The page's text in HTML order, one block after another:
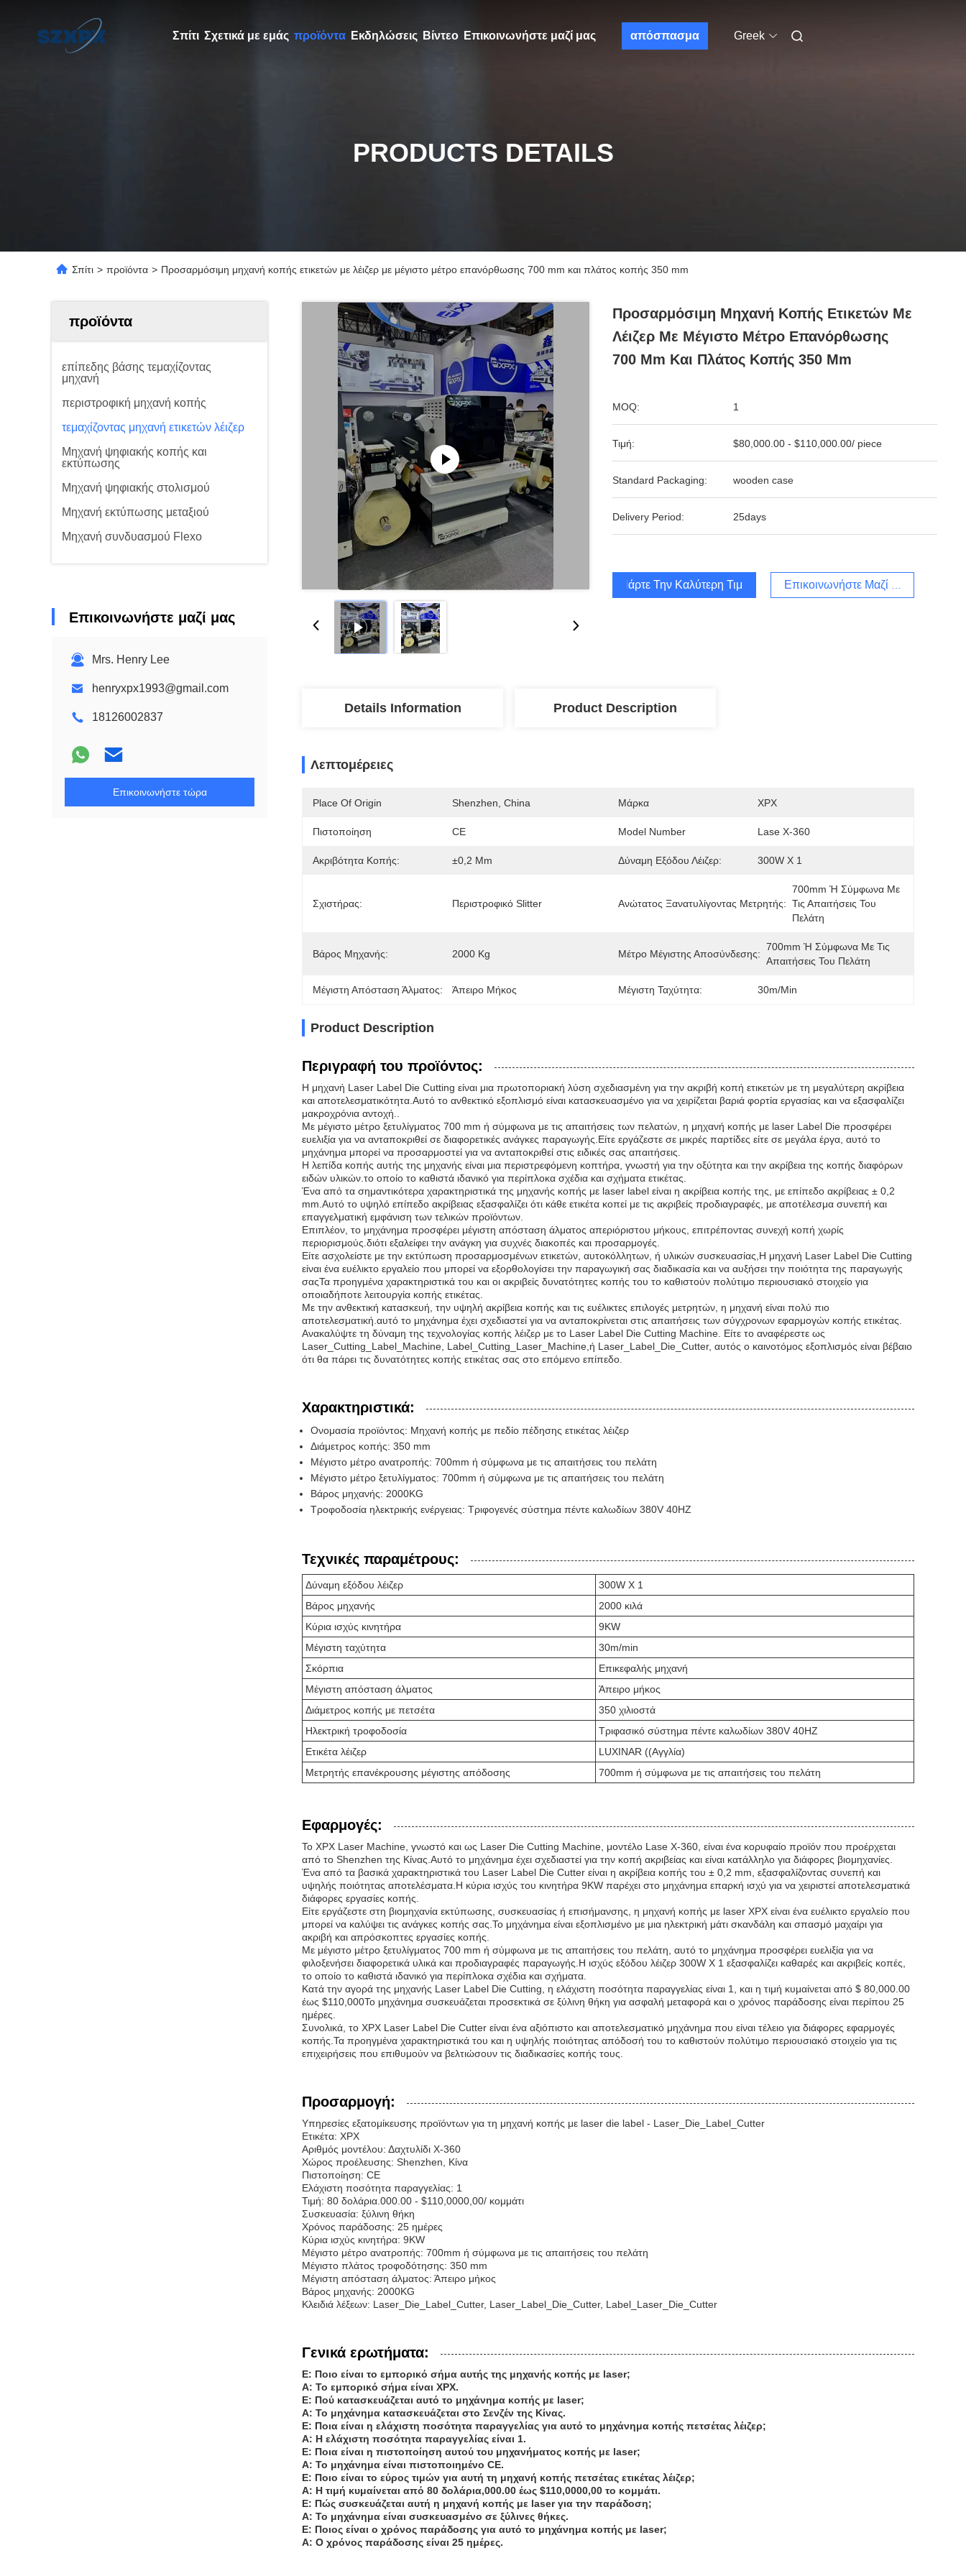
Σπίτι Σχετικά με εμάς προϊόντα Εκδηλώσεις Βίντεο Επικοινωνήστε μαζί μας απόσπασμα Greek
PRODUCTS DETAILS
Σπίτι > προϊόντα > Προσαρμόσιμη μηχανή κοπής ετικετών με λέιζερ με μέγιστο μέτρο επανόρθωσης 700 mm και πλάτος κοπής 350 mm
προϊόντα
επίπεδης βάσης τεμαχίζοντας
μηχανή
περιστροφική μηχανή κοπής
τεμαχίζοντας μηχανή ετικετών λέιζερ
Μηχανή ψηφιακής κοπής και
εκτύπωσης
Μηχανή ψηφιακής στολισμού
Μηχανή εκτύπωσης μεταξιού
Μηχανή συνδυασμού Flexo
Επικοινωνήστε μαζί μας
Mrs. Henry Lee
henryxpx1993@gmail.com
18126002837
Επικοινωνήστε τώρα
Προσαρμόσιμη Μηχανή Κοπής Ετικετών Με
Λέιζερ Με Μέγιστο Μέτρο Επανόρθωσης
700 Mm Και Πλάτος Κοπής 350 Mm
MOQ: 1
Τιμή: $80,000.00 - $110,000.00/ piece
Standard Packaging: wooden case
Delivery Period: 25days
Πάρτε Την Καλύτερη Τιμή Επικοινωνήστε Μαζί Μας
Details Information Product Description
Λεπτομέρειες
Place Of Origin Shenzhen, China Μάρκα XPX
Πιστοποίηση CE Model Number Lase X-360
Ακριβότητα Κοπής: ±0,2 Mm Δύναμη Εξόδου Λέιζερ: 300W X 1
Σχιστήρας: Περιστροφικό Slitter Ανώτατος Ξανατυλίγοντας Μετρητής:
700mm Ή Σύμφωνα Με
Τις Απαιτήσεις Του
Πελάτη
Βάρος Μηχανής: 2000 Kg Μέτρο Μέγιστης Αποσύνδεσης:
700mm Ή Σύμφωνα Με Τις
Απαιτήσεις Του Πελάτη
Μέγιστη Απόσταση Άλματος: Άπειρο Μήκος Μέγιστη Ταχύτητα: 30m/min
Product Description
Περιγραφή του προϊόντος:
Η μηχανή Laser Label Die Cutting είναι μια πρωτοποριακή λύση σχεδιασμένη για την ακριβή κοπή ετικετών με τη μεγαλύτερη ακρίβεια
και αποτελεσματικότητα.Αυτό το ανθεκτικό εξοπλισμό είναι κατασκευασμένο για να χειρίζεται βαριά φορτία εργασίας και να εξασφαλίζει
μακροχρόνια αντοχή..
Με μέγιστο μέτρο ξετυλίγματος 700 mm ή σύμφωνα με τις απαιτήσεις των πελατών, η μηχανή κοπής με laser Label Die προσφέρει
ευελιξία για να ανταποκριθεί σε διαφορετικές ανάγκες παραγωγής.Είτε εργάζεστε σε μικρές παρτίδες είτε σε μεγάλα έργα, αυτό το
μηχάνημα μπορεί να προσαρμοστεί για να ανταποκριθεί στις ειδικές σας απαιτήσεις.
Η λεπίδα κοπής αυτής της μηχανής είναι μια περιστρεφόμενη κοπτήρα, γνωστή για την οξύτητα και την ακρίβεια της κοπής διαφόρων
ειδών υλικών.το οποίο το καθιστά ιδανικό για περίπλοκα σχέδια και σχήματα ετικέτας.
Ένα από τα σημαντικότερα χαρακτηριστικά της μηχανής κοπής με laser label είναι η ακρίβεια κοπής της, με επίπεδο ακρίβειας ± 0,2
mm.Αυτό το υψηλό επίπεδο ακρίβειας εξασφαλίζει ότι κάθε ετικέτα κοπεί με τις ακριβείς προδιαγραφές, με αποτέλεσμα συνεπή και
επαγγελματική εμφάνιση των τελικών προϊόντων.
Επιπλέον, το μηχάνημα προσφέρει μέγιστη απόσταση άλματος απεριόριστου μήκους, επιτρέποντας συνεχή κοπή χωρίς
περιορισμούς.διότι εξαλείφει την ανάγκη για συχνές διακοπές και προσαρμογές.
Είτε ασχολείστε με την εκτύπωση προσαρμοσμένων ετικετών, αυτοκόλλητων, ή υλικών συσκευασίας,Η μηχανή Laser Label Die Cutting
είναι ένα ευέλικτο εργαλείο που μπορεί να εξορθολογίσει την παραγωγική σας διαδικασία και να αυξήσει την ποιότητα της παραγωγής
σαςΤα προηγμένα χαρακτηριστικά του και οι ακριβείς δυνατότητες κοπής του το καθιστούν πολύτιμο περιουσιακό στοιχείο για
οποιαδήποτε λειτουργία κοπής ετικέτας.
Με την ανθεκτική κατασκευή, την υψηλή ακρίβεια κοπής και τις ευέλικτες επιλογές μετρητών, η μηχανή είναι πολύ πιο
αποτελεσματική.αυτό το μηχάνημα έχει σχεδιαστεί για να ανταποκρίνεται στις απαιτήσεις των σύγχρονων εφαρμογών κοπής ετικέτας.
Ανακαλύψτε τη δύναμη της τεχνολογίας κοπής λέιζερ με το Laser Label Die Cutting Machine. Είτε το αναφέρεστε ως
Laser_Cutting_Label_Machine, Label_Cutting_Laser_Machine,ή Laser_Label_Die_Cutter, αυτός ο καινοτόμος εξοπλισμός είναι βέβαιο
ότι θα πάρει τις δυνατότητες κοπής ετικέτας σας στο επόμενο επίπεδο.
Χαρακτηριστικά:
Ονομασία προϊόντος: Μηχανή κοπής με πεδίο πέδησης ετικέτας λέιζερ
Διάμετρος κοπής: 350 mm
Μέγιστο μέτρο ανατροπής: 700mm ή σύμφωνα με τις απαιτήσεις του πελάτη
Μέγιστο μέτρο ξετυλίγματος: 700mm ή σύμφωνα με τις απαιτήσεις του πελάτη
Βάρος μηχανής: 2000KG
Τροφοδοσία ηλεκτρικής ενέργειας: Τριφογενές σύστημα πέντε καλωδίων 380V 40HZ
Τεχνικές παραμέτρους:
Δύναμη εξόδου λέιζερ
300W X 1
Βάρος μηχανής
2000 κιλά
Κύρια ισχύς κινητήρα
9KW
Μέγιστη ταχύτητα
30m/min
Σκόρπια
Επικεφαλής μηχανή
Μέγιστη απόσταση άλματος
Άπειρο μήκος
Διάμετρος κοπής με πετσέτα
350 χιλιοστά
Ηλεκτρική τροφοδοσία
Τριφασικό σύστημα πέντε καλωδίων 380V 40HZ
Ετικέτα λέιζερ
LUXINAR ((Αγγλία)
Μετρητής επανέκρουσης μέγιστης απόδοσης
700mm ή σύμφωνα με τις απαιτήσεις του πελάτη
Εφαρμογές:
Το XPX Laser Machine, γνωστό και ως Laser Die Cutting Machine, μοντέλο Lase X-360, είναι ένα κορυφαίο προϊόν που προέρχεται
από το Shenzhen της Κίνας.Αυτό το μηχάνημα έχει σχεδιαστεί για την κοπή ακριβείας και είναι κατάλληλο για διάφορες βιομηχανίες.
Ένα από τα βασικά χαρακτηριστικά του Laser Label Die Cutter είναι η ακρίβεια κοπής του ± 0,2 mm, εξασφαλίζοντας συνεπή και
υψηλής ποιότητας αποτελέσματα.Η κύρια ισχύς του κινητήρα 9KW παρέχει στο μηχάνημα επαρκή ισχύ για να χειριστεί αποτελεσματικά
διάφορες εργασίες κοπής.
Είτε εργάζεστε στη βιομηχανία εκτύπωσης, συσκευασίας ή επισήμανσης, η μηχανή κοπής με laser XPX είναι ένα ευέλικτο εργαλείο που
μπορεί να καλύψει τις ανάγκες κοπής σας.Το μηχάνημα είναι εξοπλισμένο με μια ηλεκτρική μάτι σκανδάλη και σπασμό μαχαίρι για
ακριβή και απρόσκοπτες εργασίες κοπής.
Με μέγιστο μέτρο ξετυλίγματος 700 mm ή σύμφωνα με τις απαιτήσεις του πελάτη, αυτό το μηχάνημα προσφέρει ευελιξία για να
φιλοξενήσει διαφορετικά υλικά και προδιαγραφές παραγωγής.Η ισχύς εξόδου λέιζερ 300W X 1 εξασφαλίζει καθαρές και ακριβείς κοπές,
το οποίο το καθιστά ιδανικό για περίπλοκα σχέδια και σχήματα.
Κατά την αγορά της μηχανής Laser Label Die Cutting, η ελάχιστη ποσότητα παραγγελίας είναι 1, και η τιμή κυμαίνεται από $ 80,000.00
έως $110,000Το μηχάνημα συσκευάζεται προσεκτικά σε ξύλινη θήκη για ασφαλή μεταφορά και ο χρόνος παράδοσης είναι περίπου 25
ημέρες.
Συνολικά, το XPX Laser Label Die Cutter είναι ένα αξιόπιστο και αποτελεσματικό μηχάνημα που είναι τέλειο για διάφορες εφαρμογές
κοπής.Τα προηγμένα χαρακτηριστικά του και η υψηλής ποιότητας απόδοσή του το καθιστούν πολύτιμο περιουσιακό στοιχείο για τις
επιχειρήσεις που επιθυμούν να βελτιώσουν τις διαδικασίες κοπής τους.
Προσαρμογή:
Υπηρεσίες εξατομίκευσης προϊόντων για τη μηχανή κοπής με laser die label - Laser_Die_Label_Cutter
Ετικέτα: XPX
Αριθμός μοντέλου: Δαχτυλίδι X-360
Χώρος προέλευσης: Shenzhen, Κίνα
Πιστοποίηση: CE
Ελάχιστη ποσότητα παραγγελίας: 1
Τιμή: 80 δολάρια.000.00 - $110,0000,00/ κομμάτι
Συσκευασία: ξύλινη θήκη
Χρόνος παράδοσης: 25 ημέρες
Κύρια ισχύς κινητήρα: 9KW
Μέγιστο μέτρο ανατροπής: 700mm ή σύμφωνα με τις απαιτήσεις του πελάτη
Μέγιστο πλάτος τροφοδότησης: 350 mm
Μέγιστη απόσταση άλματος: Άπειρο μήκος
Βάρος μηχανής: 2000KG
Κλειδιά λέξεων: Laser_Die_Label_Cutter, Laser_Label_Die_Cutter, Label_Laser_Die_Cutter
Γενικά ερωτήματα:
Ε: Ποιο είναι το εμπορικό σήμα αυτής της μηχανής κοπής με laser;
Α: Το εμπορικό σήμα είναι XPX.
Ε: Πού κατασκευάζεται αυτό το μηχάνημα κοπής με laser;
Α: Το μηχάνημα κατασκευάζεται στο Σενζέν της Κίνας.
Ε: Ποια είναι η ελάχιστη ποσότητα παραγγελίας για αυτό το μηχάνημα κοπής πετσέτας λέιζερ;
Α: Η ελάχιστη ποσότητα παραγγελίας είναι 1.
Ε: Ποια είναι η πιστοποίηση αυτού του μηχανήματος κοπής με laser;
Α: Το μηχάνημα είναι πιστοποιημένο CE.
Ε: Ποιο είναι το εύρος τιμών για αυτή τη μηχανή κοπής πετσέτας ετικέτας λέιζερ;
Α: Η τιμή κυμαίνεται από 80 δολάρια,000.00 έως $110,0000,00 το κομμάτι.
Ε: Πώς συσκευάζεται αυτή η μηχανή κοπής με laser για την παράδοση;
Α: Το μηχάνημα είναι συσκευασμένο σε ξύλινες θήκες.
Ε: Ποιος είναι ο χρόνος παράδοσης για αυτό το μηχάνημα κοπής με laser;
Α: Ο χρόνος παράδοσης είναι 25 ημέρες.